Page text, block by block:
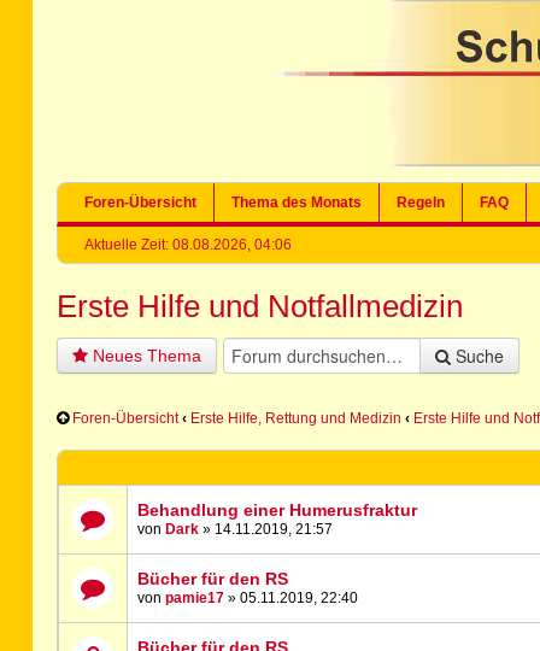
Foren-Übersicht Thema des Monats Regeln FAQ
Aktuelle Zeit: 08.08.2026, 04:06
Erste Hilfe und Notfallmedizin
Neues Thema Suche
Foren-Übersicht ‹ Erste Hilfe, Rettung und Medizin ‹ Erste Hilfe und
Behandlung einer Humerusfraktur
von Dark » 14.11.2019, 21:57
Bücher für den RS
vonpamie17 » 05.11.2019, 22:40